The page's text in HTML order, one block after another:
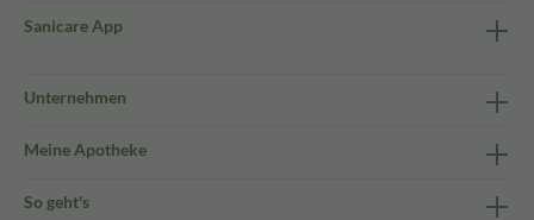
Sanicare App
Unternehmen
Meine Apotheke
So geht's